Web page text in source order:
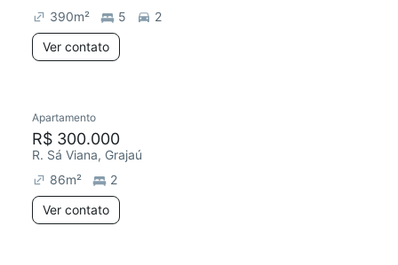
390m² 5
2
Ver contato
Redecorar
Apartamento
R$ 300.000
R. Sá Viana, Grajaú
86m²
2
Ver contato